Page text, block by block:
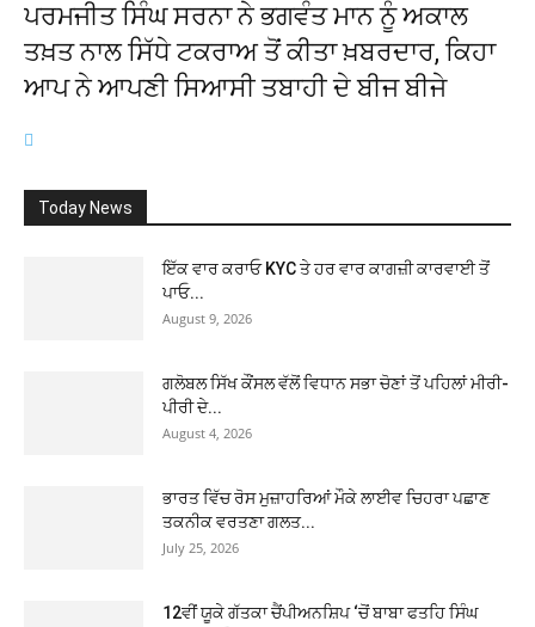
ਪਰਮਜੀਤ ਸਿੰਘ ਸਰਨਾ ਨੇ ਭਗਵੰਤ ਮਾਨ ਨੂੰ ਅਕਾਲ
ਤਖ਼ਤ ਨਾਲ ਸਿੱਧੇ ਟਕਰਾਅ ਤੋਂ ਕੀਤਾ ਖ਼ਬਰਦਾਰ, ਕਿਹਾ
ਆਪ ਨੇ ਆਪਣੀ ਸਿਆਸੀ ਤਬਾਹੀ ਦੇ ਬੀਜ ਬੀਜੇ
Today News
ਇੱਕ ਵਾਰ ਕਰਾਓ KYC ਤੇ ਹਰ ਵਾਰ ਕਾਗਜ਼ੀ ਕਾਰਵਾਈ ਤੋਂ
ਪਾਓ...
August 9, 2026
ਗਲੋਬਲ ਸਿੱਖ ਕੌਂਸਲ ਵੱਲੋਂ ਵਿਧਾਨ ਸਭਾ ਚੋਣਾਂ ਤੋਂ ਪਹਿਲਾਂ ਮੀਰੀ-
ਪੀਰੀ ਦੇ...
August 4, 2026
ਭਾਰਤ ਵਿੱਚ ਰੋਸ ਮੁਜ਼ਾਹਰਿਆਂ ਮੌਕੇ ਲਾਈਵ ਚਿਹਰਾ ਪਛਾਣ
ਤਕਨੀਕ ਵਰਤਣਾ ਗਲਤ...
July 25, 2026
12ਵੀਂ ਯੂਕੇ ਗੱਤਕਾ ਚੈਂਪੀਅਨਸ਼ਿਪ ‘ਚੋਂ ਬਾਬਾ ਫਤਹਿ ਸਿੰਘ